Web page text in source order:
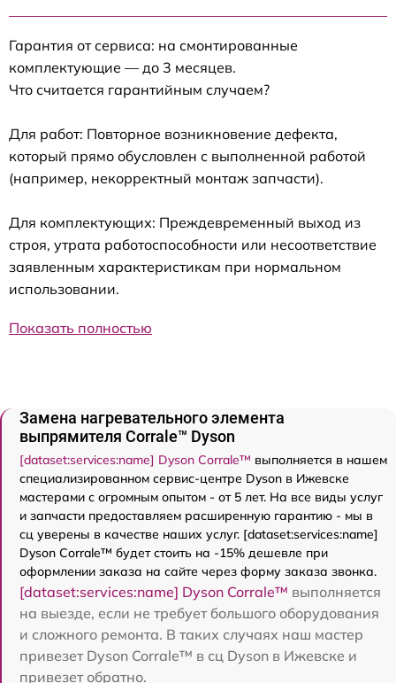
Гарантия от сервиса: на смонтированные
комплектующие — до 3 месяцев.
Что считается гарантийным случаем?
Для работ: Повторное возникновение дефекта,
который прямо обусловлен с выполненной работой
(например, некорректный монтаж запчасти).
Для комплектующих: Преждевременный выход из
строя, утрата работоспособности или несоответствие
заявленным характеристикам при нормальном
использовании.
Показать полностью
Замена нагревательного элемента
выпрямителя Corrale™ Dyson
[dataset:services:name] Dyson Corrale™ выполняется в нашем
специализированном сервис-центре Dyson в Ижевске
мастерами с огромным опытом - от 5 лет. На все виды услуг
и запчасти предоставляем расширенную гарантию - мы в
сц уверены в качестве наших услуг. [dataset:services:name]
Dyson Corrale™ будет стоить на -15% дешевле при
оформлении заказа на сайте через форму заказа звонка.
[dataset:services:name] Dyson Corrale™ выполняется
на выезде, если не требует большого оборудования
и сложного ремонта. В таких случаях наш мастер
привезет Dyson Corrale™ в сц Dyson в Ижевске и
привезет обратно.